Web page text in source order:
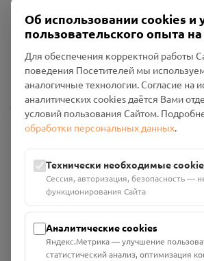
Политика конфиденциальности
Промо-материалы
Настройки cookies
Общество с ограниченной
Проект Помним»
ИНН: 6700029207 ОГРН: 1256700001986
Юридический адрес: 216790, Смоленская
Руднянский, г. Рудня, улица Западная, д.
Номер счёта: 40702810901130004287 в
Об использовании cookies и
пользовательского опыта
Для обеспечения корректной работы
поведения Посетителей мы
аналогичные технологии. Согласие на
аналитических cookies даётся Вами
условий пользования Сайтом.
обработки персональных данных.
Технически необходимые
Сессия, авторизация, безопасность —
функционирования Сайта
Аналитические cookies
Яндекс.Метрика — улучшение
статистический анализ, оптимизация